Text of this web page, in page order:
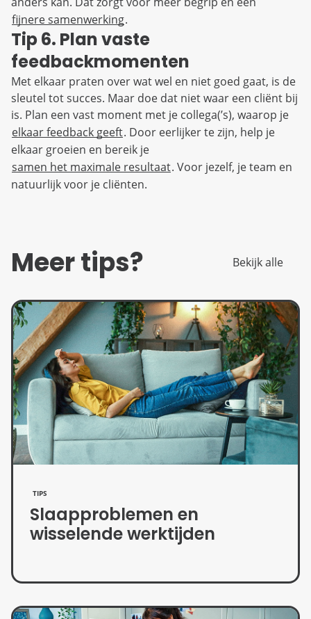
fijnere samenwerking.
Tip 6. Plan vaste
feedbackmomenten
Met elkaar praten over wat wel en niet goed gaat, is de
sleutel tot succes. Maar doe dat niet waar een cliënt bij
is. Plan een vast moment met je collega(’s), waarop je
elkaar feedback geeft. Door eerlijker te zijn, help je
elkaar groeien en bereik je
samen het maximale resultaat. Voor jezelf, je team en
natuurlijk voor je cliënten.
Meer tips? Bekijk alle
TIPS
Slaapproblemen en
wisselende werktijden